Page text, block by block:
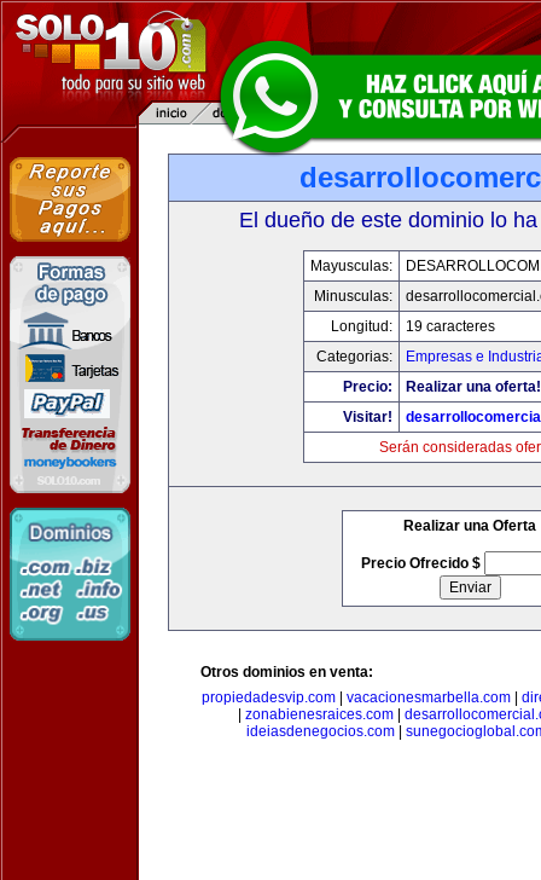
El dueño de este dominio lo
Mayusculas:
Minusculas:
Longitud:
19 caracteres
Categorias:
Empresas e
Precio:
Realizar una oferta!
Visitar!
Serán consideradas
Realizar una Oferta
Precio Ofrecido $
Otros dominios en venta:
propiedadesvip.com
vacacionesmarbella.com
zonabienesraices.com
ideiasdenegocios.com|